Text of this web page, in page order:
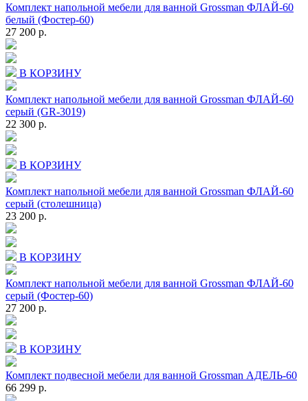
Комплект напольной мебели для ванной Grossman ФЛАЙ-60
белый (Фостер-60)
27 200 р.
В КОРЗИНУ
Комплект напольной мебели для ванной Grossman ФЛАЙ-60
серый (GR-3019)
22 300 р.
В КОРЗИНУ
Комплект напольной мебели для ванной Grossman ФЛАЙ-60
серый (столешница)
23 200 р.
В КОРЗИНУ
Комплект напольной мебели для ванной Grossman ФЛАЙ-60
серый (Фостер-60)
27 200 р.
В КОРЗИНУ
Комплект подвесной мебели для ванной Grossman АДЕЛЬ-60
66 299 р.